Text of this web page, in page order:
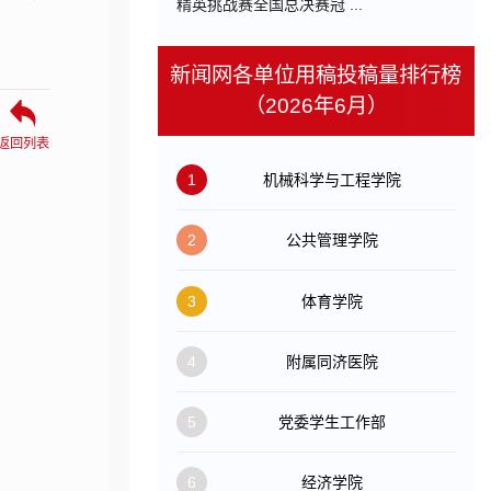
回列表
精英挑战赛全国总决赛冠 ...
新闻网各单位用稿投稿量排行榜
（2026年6月）
1 机械科学与工程学院
2 公共管理学院
3 体育学院
4 附属同济医院
5 党委学生工作部
6 经济学院